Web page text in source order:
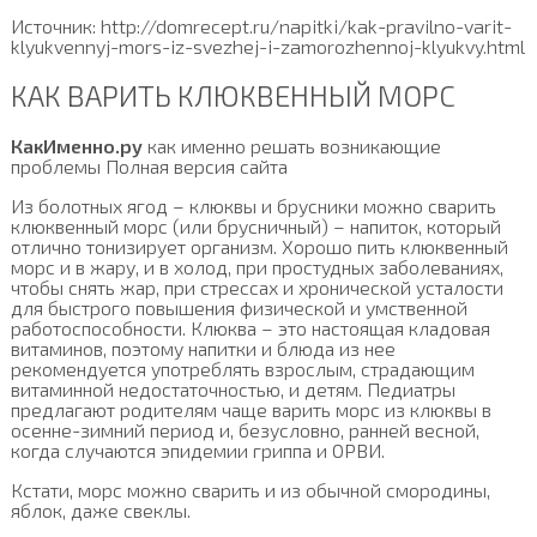
Источник: http://domrecept.ru/napitki/kak-pravilno-varit-
klyukvennyj-mors-iz-svezhej-i-zamorozhennoj-klyukvy.html
КАК ВАРИТЬ КЛЮКВЕННЫЙ МОРС
КакИменно.рукак именно решать возникающие
проблемы Полная версия сайта
Из болотных ягод – клюквы и брусники можно сварить
клюквенный морс (или брусничный) – напиток, который
отлично тонизирует организм. Хорошо пить клюквенный
морс и в жару, и в холод, при простудных заболеваниях,
чтобы снять жар, при стрессах и хронической усталости
для быстрого повышения физической и умственной
работоспособности. Клюква – это настоящая кладовая
витаминов, поэтому напитки и блюда из нее
рекомендуется употреблять взрослым, страдающим
витаминной недостаточностью, и детям. Педиатры
предлагают родителям чаще варить морс из клюквы в
осенне-зимний период и, безусловно, ранней весной,
когда случаются эпидемии гриппа и ОРВИ.
Кстати, морс можно сварить и из обычной смородины,
яблок, даже свеклы.